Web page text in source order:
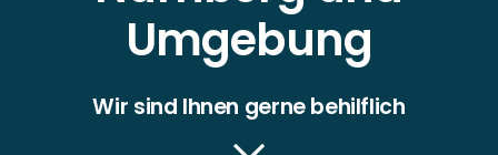
Umgebung
Wir sind Ihnen gerne behilflich